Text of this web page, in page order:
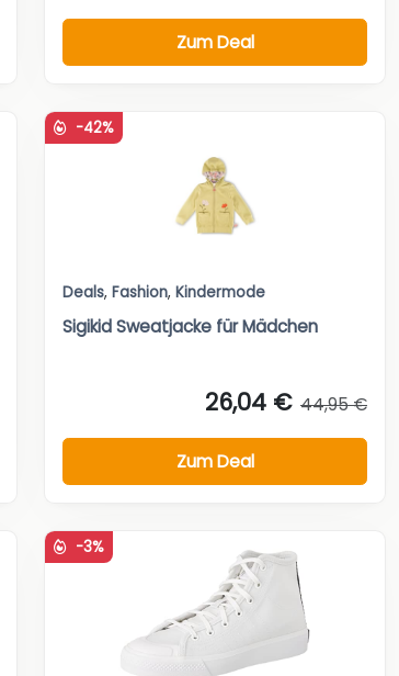
Zum Deal
-42%
Deals, Fashion, Kindermode
Sigikid Sweatjacke für Mädchen
26,04 € 44,95 €
Zum Deal
-3%